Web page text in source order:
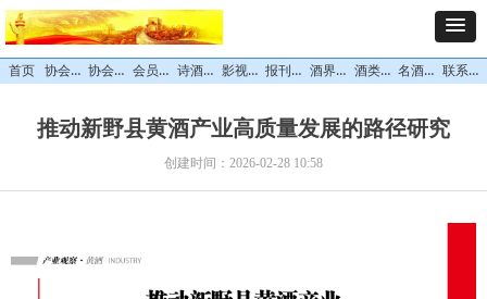
首页 协会概况 协会领导 会员中心 诗酒文化 影视专栏 报刊杂志 酒界精英 酒类专区 名酒风采 联系我们
推动新野县黄酒产业高质量发展的路径研究
创建时间： 2026-02-28 10:58